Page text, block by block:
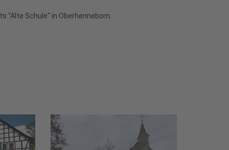
"Alte Schule" in Oberhenneborn.